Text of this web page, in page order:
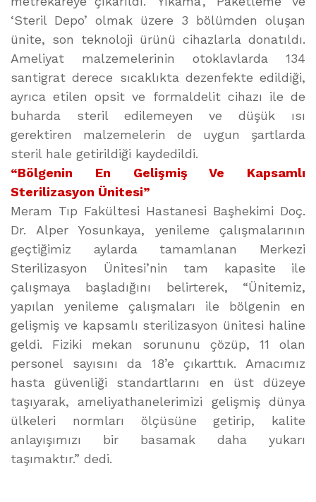
‘Steril Depo’ olmak üzere 3 bölümden oluşan
ünite, son teknoloji ürünü cihazlarla donatıldı.
Ameliyat malzemelerinin otoklavlarda 134
santigrat derece sıcaklıkta dezenfekte edildiği,
ayrıca etilen opsit ve formaldelit cihazı ile de
buharda steril edilemeyen ve düşük ısı
gerektiren malzemelerin de uygun şartlarda
steril hale getirildiği kaydedildi.
“Bölgenin En Gelişmiş Ve Kapsamlı
Sterilizasyon Ünitesi”
Meram Tıp Fakültesi Hastanesi Başhekimi Doç.
Dr. Alper Yosunkaya, yenileme çalışmalarının
geçtiğimiz aylarda tamamlanan Merkezi
Sterilizasyon Ünitesi’nin tam kapasite ile
çalışmaya başladığını belirterek, “Ünitemiz,
yapılan yenileme çalışmaları ile bölgenin en
gelişmiş ve kapsamlı sterilizasyon ünitesi haline
geldi. Fiziki mekan sorununu çözüp, 11 olan
personel sayısını da 18’e çıkarttık. Amacımız
hasta güvenliği standartlarını en üst düzeye
taşıyarak, ameliyathanelerimizi gelişmiş dünya
ülkeleri normları ölçüsüne getirip, kalite
anlayışımızı bir basamak daha yukarı
taşımaktır.” dedi.